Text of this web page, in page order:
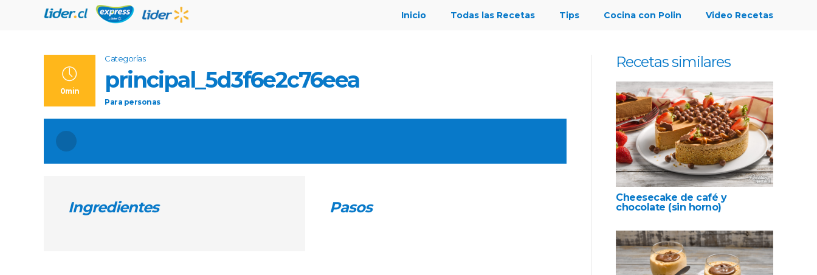
Inicio Todas las Recetas Tips Cocina con Polin Video Recetas
0min
Categorías
principal_5d3f6e2c76eea
Para personas
Ingredientes Pasos
Recetas similares
Cheesecake de café y
chocolate (sin horno)